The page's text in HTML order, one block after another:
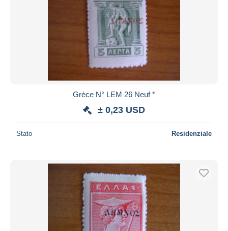
Grèce N° LEM 26 Neuf *
± 0,23 USD
Stato Residenziale